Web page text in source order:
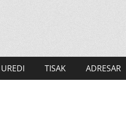
UREDI TISAK ADRESAR